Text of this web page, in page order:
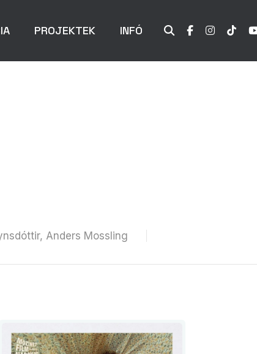
PROJEKTEK INFÓ
Anders Mossling